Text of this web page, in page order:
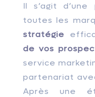
Il s’agit
toutes les
stratégie
de vos
service
partenariat
Après une